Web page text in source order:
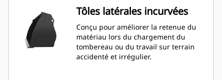
Tôles latérales incurvées
Conçu pour améliorer la retenue du
matériau lors du chargement du
tombereau ou du travail sur terrain
accidenté et irrégulier.